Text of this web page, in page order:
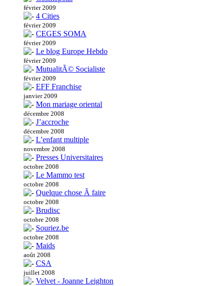
février 2009
4 Cities
février 2009
CEGES SOMA
février 2009
Le blog Europe Hebdo
février 2009
MutualitÃ© Socialiste
février 2009
EFF Franchise
janvier 2009
Mon mariage oriental
décembre 2008
J’accroche
décembre 2008
L’enfant multiple
novembre 2008
Presses Universitaires
octobre 2008
Le Mammo test
octobre 2008
Quelque chose Ã faire
octobre 2008
Brudisc
octobre 2008
Souriez.be
octobre 2008
Maids
août 2008
CSA
juillet 2008
Velvet - Joanne Leighton